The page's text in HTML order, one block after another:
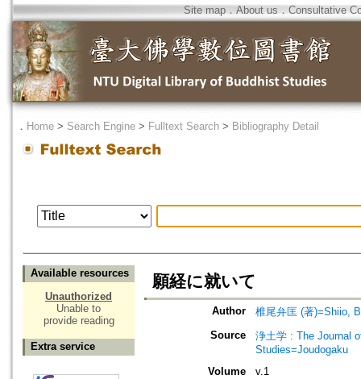
Site map．About us ． Consultative
． Home > Search Engine > Fulltext Search > Bibliography Detail
Available resources
Unauthorized
Unable to
provide reading
Extra service
願経に就いて
Author
椎尾弁匡 (著)=Shiio,
Source
浄土学 : The Journal
Studies=Joudogaku
Volume
v.1